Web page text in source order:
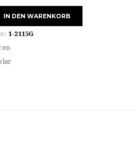
IN DEN WARENKORB
1-2115G